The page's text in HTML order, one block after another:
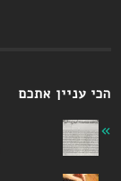
הכי עניין אתכם